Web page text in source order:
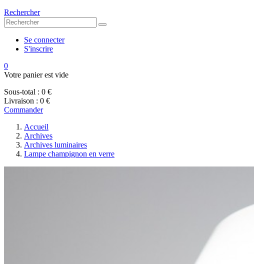
Rechercher
Se connecter
S'inscrire
0
Votre panier est vide
Sous-total : 0 €
Livraison : 0 €
Commander
Accueil
Archives
Archives luminaires
Lampe champignon en verre